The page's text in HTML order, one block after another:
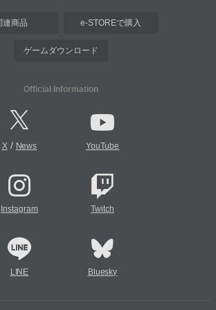
連商品 e-STOREで購入
ゲームダウンロード
Official Information
X/ News YouTube
Instagram Twitch
LINE Bluesky